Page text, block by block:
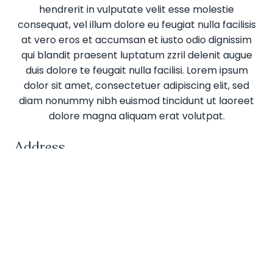
hendrerit in vulputate velit esse molestie
consequat, vel illum dolore eu feugiat nulla facilisis
at vero eros et accumsan et iusto odio dignissim
qui blandit praesent luptatum zzril delenit augue
duis dolore te feugait nulla facilisi. Lorem ipsum
dolor sit amet, consectetuer adipiscing elit, sed
diam nonummy nibh euismod tincidunt ut laoreet
dolore magna aliquam erat volutpat.
Address